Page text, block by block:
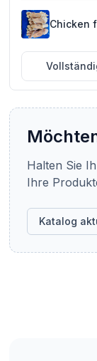
export. Our
JAKIM
comply with
Malaysia,
Brunei, Central
Chicken
Halten Sie
Ihre
Katalog